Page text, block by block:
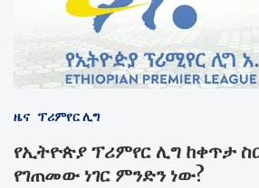
ዜና ፕሪምየር ሊግ
የኢትዮጵያ ፕሪምየር ሊግ ከቀጥታ
የገጠመው ነገር ምንድን ነው?